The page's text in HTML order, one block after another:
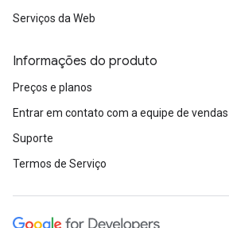
Serviços da Web
Informações do produto
Preços e planos
Entrar em contato com a equipe de vendas
Suporte
Termos de Serviço